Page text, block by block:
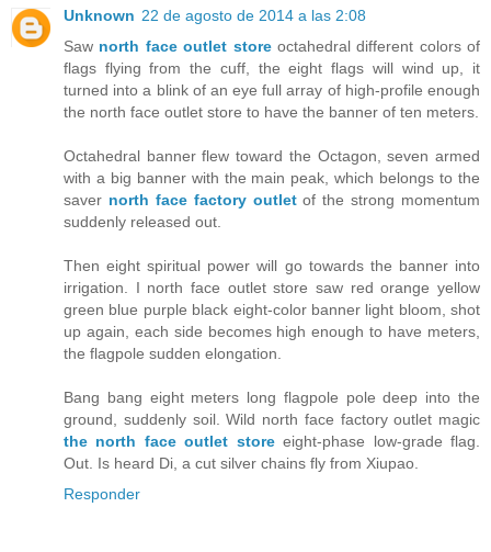
Unknown 22 de agosto de 2014 a las 2:08
Saw north face outlet storeoctahedral different colors of
flags flying from the cuff, the eight flags will wind up, it
turned into a blink of an eye full array of high-profile enough
the north face outlet store to have the banner of ten meters.
Octahedral banner flew toward the Octagon, seven armed
with a big banner with the main peak, which belongs to the
saver north face factory outletof the strong momentum
suddenly released out.
Then eight spiritual power will go towards the banner into
irrigation. I north face outlet store saw red orange yellow
green blue purple black eight-color banner light bloom, shot
up again, each side becomes high enough to have meters,
the flagpole sudden elongation.
Bang bang eight meters long flagpole pole deep into the
ground, suddenly soil. Wild north face factory outlet magic
the north face outlet storeeight-phase low-grade flag.
Out. Is heard Di, a cut silver chains fly from Xiupao.
Responder